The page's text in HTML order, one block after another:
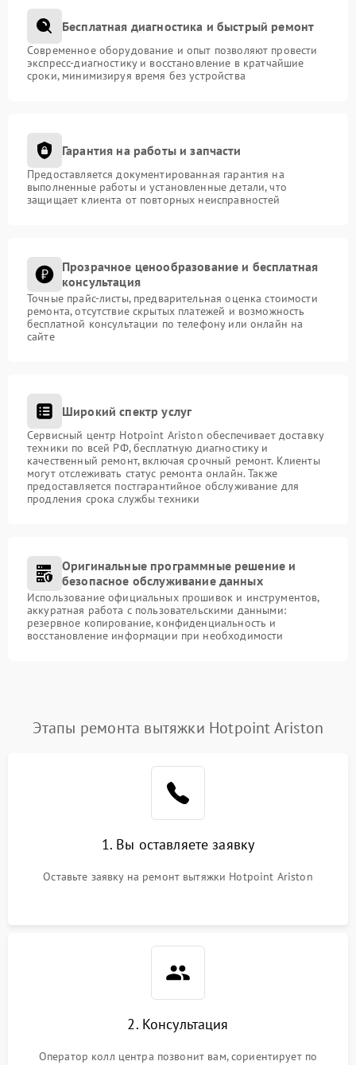
Бесплатная диагностика и быстрый ремонт
Современное оборудование и опыт позволяют провести
экспресс-диагностику и восстановление в кратчайшие
сроки, минимизируя время без устройства
Гарантия на работы и запчасти
Предоставляется документированная гарантия на
выполненные работы и установленные детали, что
защищает клиента от повторных неисправностей
Прозрачное ценообразование и бесплатная
консультация
Точные прайс-листы, предварительная оценка стоимости
ремонта, отсутствие скрытых платежей и возможность
бесплатной консультации по телефону или онлайн на
сайте
Широкий спектр услуг
Сервисный центр Hotpoint Ariston обеспечивает доставку
техники по всей РФ, бесплатную диагностику и
качественный ремонт, включая срочный ремонт. Клиенты
могут отслеживать статус ремонта онлайн. Также
предоставляется постгарантийное обслуживание для
продления срока службы техники
Оригинальные программные решение и
безопасное обслуживание данных
Использование официальных прошивок и инструментов,
аккуратная работа с пользовательскими данными:
резервное копирование, конфиденциальность и
восстановление информации при необходимости
Этапы ремонта вытяжки Hotpoint Ariston
1. Вы оставляете заявку
Оставьте заявку на ремонт вытяжки Hotpoint Ariston
2. Консультация
Оператор колл центра позвонит вам, сориентирует по